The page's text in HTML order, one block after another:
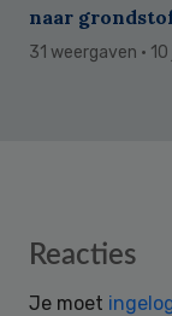
naar
31 weergaven ·
Reader
Reacties
Je moet